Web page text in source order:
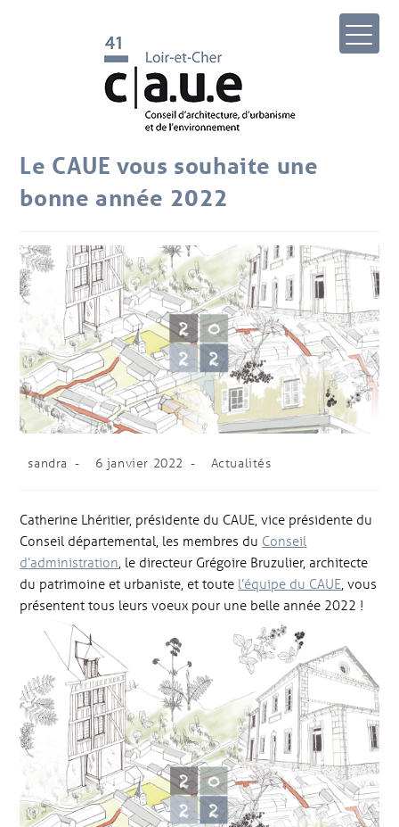
Le CAUE vous souhaite une
bonne année 2022
sandra 6 janvier 2022 Actualités
Catherine Lhéritier, présidente du CAUE, vice présidente du
Conseil départemental, les membres du Conseil
d’administration, le directeur Grégoire Bruzulier, architecte
du patrimoine et urbaniste, et toute l’équipe du CAUE, vous
présentent tous leurs voeux pour une belle année 2022 !